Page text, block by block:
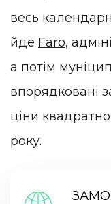
весь
йде Faro,
а потім
впорядковані
ціни
року.